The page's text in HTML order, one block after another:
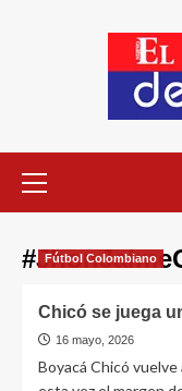
Fútbol Colombiano
Chicó se juega
16 mayo, 2026
Boyacá Chicó